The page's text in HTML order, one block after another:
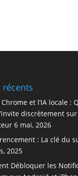
récents
Chrome et l’IA locale :
discrètement
6 mai, 2026
: La clé du
2025
Débloquer les